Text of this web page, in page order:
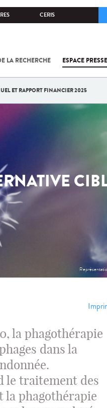
CERIS
LA RECHERCHE ESPACE PRESSE
ET RAPPORT FINANCIER 2025
la phagothérapie
dans la
le traitement des
phagothérapie